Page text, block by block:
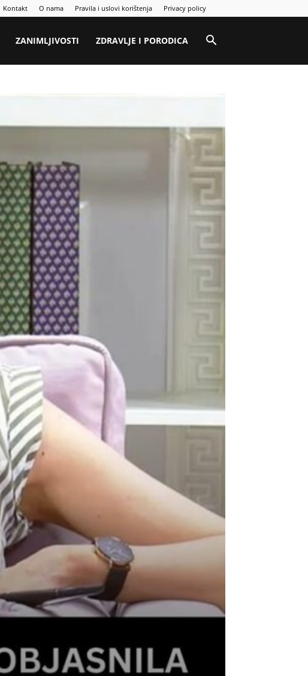
Kontakt O nama Pravila i uslovi korištenja Privacy policy
ZANIMLJIVOSTI ZDRAVLJE I PORODICA